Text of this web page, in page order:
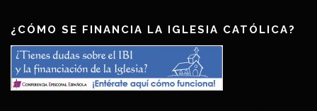
¿CÓMO SE FINANCIA LA IGLESIA CATÓLICA?